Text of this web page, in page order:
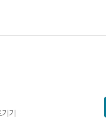
기